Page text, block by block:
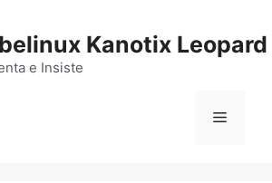
Kanotix Leopard
e Insiste
Menú